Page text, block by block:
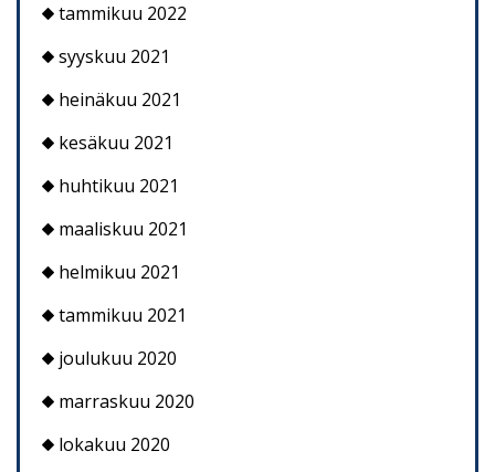
tammikuu 2022
syyskuu 2021
heinäkuu 2021
kesäkuu 2021
huhtikuu 2021
maaliskuu 2021
helmikuu 2021
tammikuu 2021
joulukuu 2020
marraskuu 2020
lokakuu 2020